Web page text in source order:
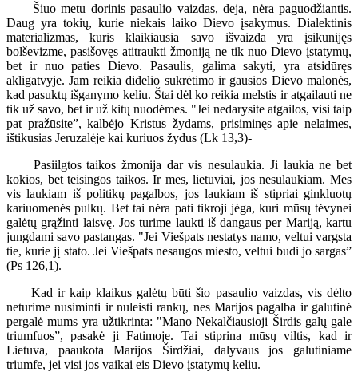
Šiuo metu dorinis pasaulio vaizdas, deja, nėra paguodžiantis.
Daug yra tokių, kurie niekais laiko Dievo įsakymus. Dialektinis
materializmas, kuris klaikiausia savo išvaizda yra įsikūnijęs
bolševizme, pasišovęs atitraukti žmoniją ne tik nuo Dievo įstatymų,
bet ir nuo paties Dievo. Pasaulis, galima sakyti, yra atsidūręs
akligatvyje. Jam reikia didelio sukrėtimo ir gausios Dievo malonės,
kad pasuktų išganymo keliu. Štai dėl ko reikia melstis ir atgailauti ne
tik už savo, bet ir už kitų nuodėmes. "Jei nedarysite atgailos, visi taip
pat pražūsite”, kalbėjo Kristus žydams, prisiminęs apie nelaimes,
ištikusias Jeruzalėje kai kuriuos žydus (Lk 13,3)-
Pasiilgtos taikos žmonija dar vis nesulaukia. Ji laukia ne bet
kokios, bet teisingos taikos. Ir mes, lietuviai, jos nesulaukiam. Mes
vis laukiam iš politikų pagalbos, jos laukiam iš stipriai ginkluotų
kariuomenės pulkų. Bet tai nėra pati tikroji jėga, kuri mūsų tėvynei
galėtų grąžinti laisvę. Jos turime laukti iš dangaus per Mariją, kartu
jungdami savo pastangas. "Jei Viešpats nestatys namo, veltui vargsta
tie, kurie jį stato. Jei Viešpats nesaugos miesto, veltui budi jo sargas”
(Ps 126,1).
Kad ir kaip klaikus galėtų būti šio pasaulio vaizdas, vis dėlto
neturime nusiminti ir nuleisti rankų, nes Marijos pagalba ir galutinė
pergalė mums yra užtikrinta: "Mano Nekalčiausioji Širdis galų gale
triumfuos”, pasakė ji Fatimoje. Tai stiprina mūsų viltis, kad ir
Lietuva, paaukota Marijos Širdžiai, dalyvaus jos galutiniame
triumfe, jei visi jos vaikai eis Dievo įstatymų keliu.